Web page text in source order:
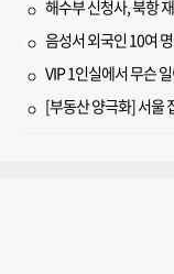
해수부 신청사, 북항
음성서 외국인 10여
VIP 1인실에서 무슨
[부동산 양극화] 서울